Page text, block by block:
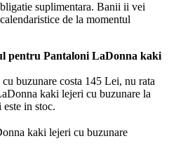
suplimentara. Banii ii vei
de la momentul
pentru Pantaloni LaDonna kaki
buzunare costa 145 Lei, nu rata
kaki lejeri cu buzunare la
in stoc.
kaki lejeri cu buzunare